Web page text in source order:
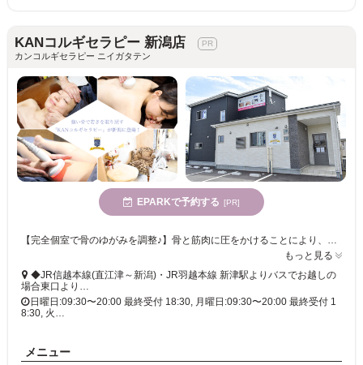
KANコルギセラピー 新潟店
カンコルギセラピー ニイガタテン
EPARKで予約する [PR]
もっと見る
◆JR信越本線(直江津～新潟)・JR羽越本線 新津駅よりバスでお越しの
場合東口より…
日曜日:09:30〜20:00 最終受付 18:30, 月曜日:09:30〜20:00 最終受付 1
8:30, 火…
メニュー